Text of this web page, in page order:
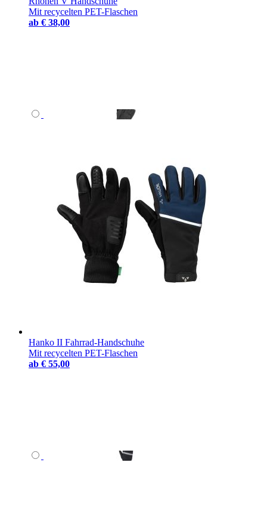
Mit recycelten PET-Flaschen
ab € 38,00
Hanko II Fahrrad-Handschuhe
Mit recycelten PET-Flaschen
ab € 55,00